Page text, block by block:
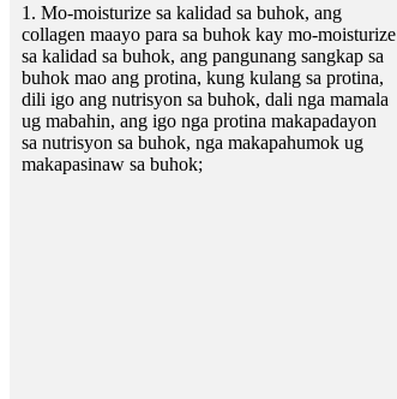
1. Mo-moisturize sa kalidad sa buhok, ang
collagen maayo para sa buhok kay mo-moisturize
sa kalidad sa buhok, ang pangunang sangkap sa
buhok mao ang protina, kung kulang sa protina,
dili igo ang nutrisyon sa buhok, dali nga mamala
ug mabahin, ang igo nga protina makapadayon
sa nutrisyon sa buhok, nga makapahumok ug
makapasinaw sa buhok;